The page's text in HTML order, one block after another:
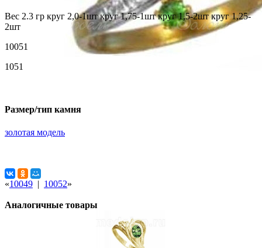
Вес 2.3 гр круг 2,0-1шт круг 1,75-1шт круг 1,5-2шт круг 1,25-
2шт
10051
1051
Размер/тип камня
золотая модель
«10049 | 10052»
Аналогичные товары